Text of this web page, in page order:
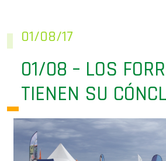
01/08/17
01/08 – LOS
TIENEN SU